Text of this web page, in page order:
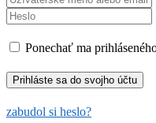
Ponechať ma
zabudol si heslo?